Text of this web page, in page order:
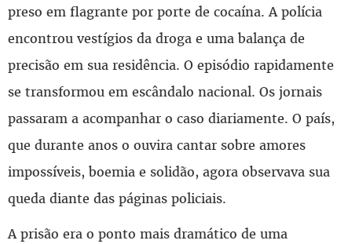
preso em flagrante por porte de cocaína. A polícia
encontrou vestígios da droga e uma balança de
precisão em sua residência. O episódio rapidamente
se transformou em escândalo nacional. Os jornais
passaram a acompanhar o caso diariamente. O país,
que durante anos o ouvira cantar sobre amores
impossíveis, boemia e solidão, agora observava sua
queda diante das páginas policiais.
A prisão era o ponto mais dramático de uma